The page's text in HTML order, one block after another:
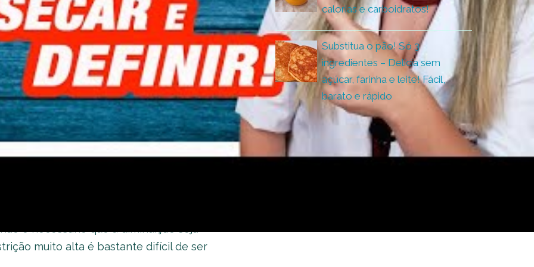
do nutriente dentro da ciclagem de
umdia do lixo na dieta low carb. É necessário ter
carboidratos bons e os carboidratos ruins.
é importante esclarecer que o método não
de uma dieta com um teor extremamente
muito alta é bastante difícil de ser
calorias e carboidratos!
Substitua o pão! Só 3
ingredientes – Delícia sem
açúcar, farinha e leite! Fácil,
barato e rápido